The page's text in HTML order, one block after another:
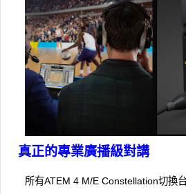
真正的專業廣播級對講
所有ATEM 4 M/E Con​​stellation切換